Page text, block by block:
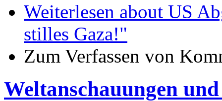
Weiterlesen about US
stilles Gaza!"
Zum Verfassen von
Weltanschauungen